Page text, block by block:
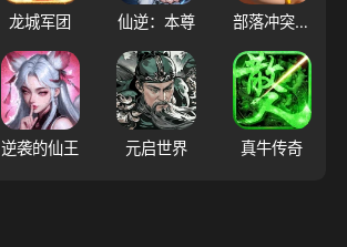
龙城军团 仙逆：本尊 部落冲突（腾讯版）
逆袭的仙王 元启世界 真牛传奇